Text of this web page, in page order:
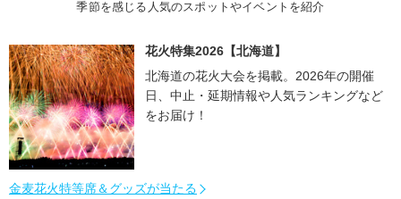
季節を感じる人気のスポットやイベントを紹介
花火特集2026【北海道】
北海道の花火大会を掲載。2026年の開催
日、中止・延期情報や人気ランキングなど
をお届け！
金麦花火特等席＆グッズが当たる